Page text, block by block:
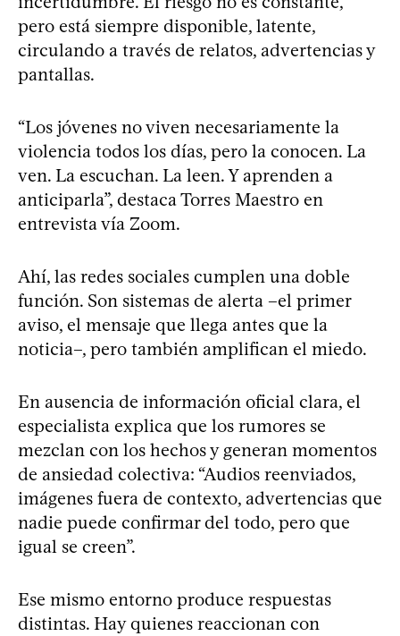
pero está siempre disponible, latente,
circulando a través de relatos, advertencias y
pantallas.
“Los jóvenes no viven necesariamente la
violencia todos los días, pero la conocen. La
ven. La escuchan. La leen. Y aprenden a
anticiparla”, destaca Torres Maestro en
entrevista vía Zoom.
Ahí, las redes sociales cumplen una doble
función. Son sistemas de alerta –el primer
aviso, el mensaje que llega antes que la
noticia–, pero también amplifican el miedo.
En ausencia de información oficial clara, el
especialista explica que los rumores se
mezclan con los hechos y generan momentos
de ansiedad colectiva: “Audios reenviados,
imágenes fuera de contexto, advertencias que
nadie puede confirmar del todo, pero que
igual se creen”.
Ese mismo entorno produce respuestas
distintas. Hay quienes reaccionan con